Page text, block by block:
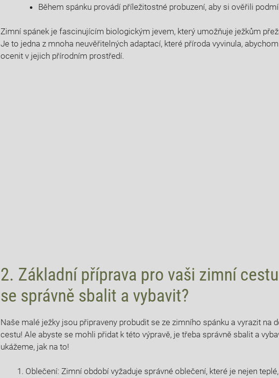
Během⁤ spánku provádí příležitostné probuzení, aby si ⁣ověřili
Zimní spánek je ​fascinujícím biologickým jevem, který⁣ umožňuje ježkům
Je to​ jedna z mnoha neuvěřitelných adaptací, které příroda vyvinula,
ocenit v jejich přírodním prostředí.
2. Základní příprava pro vaši zimní
se správně sbalit a⁢ vybavit?
Naše malé ježky jsou připraveny probudit se ‌ze zimního spánku a vyrazit na
cestu! Ale abyste se mohli přidat k této výpravě, je třeba správně ‍sbalit ​a
ukážeme, jak ⁤na to!
Oblečení: Zimní období vyžaduje správné oblečení, které je nejen